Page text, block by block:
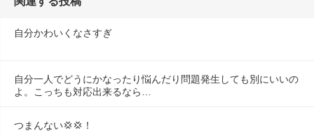
自分かわいくなさすぎ
自分一人でどうにかなったり悩んだり問題発生しても別にいいの
よ。こっちも対応出来るなら…
つまんない💢💢！